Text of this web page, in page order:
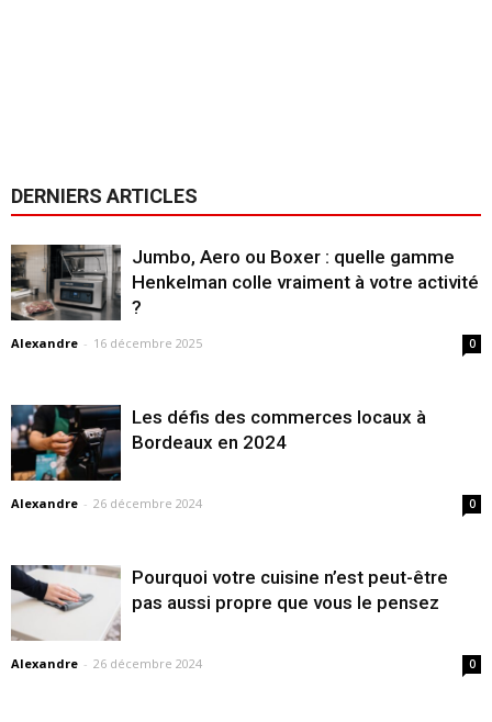
DERNIERS ARTICLES
Jumbo, Aero ou Boxer : quelle gamme
Henkelman colle vraiment à votre activité
?
Alexandre - 16 décembre 2025 0
Les défis des commerces locaux à
Bordeaux en 2024
Alexandre - 26 décembre 2024 0
Pourquoi votre cuisine n’est peut-être
pas aussi propre que vous le pensez
Alexandre - 26 décembre 2024 0